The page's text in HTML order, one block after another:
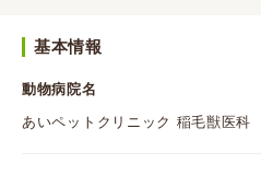
基本情報
動物病院名
あいペットクリニック 稲毛獣医科